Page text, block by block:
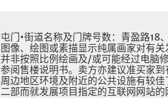
门•街道名称及门牌号数：青盈路
像、绘图或素描显示纯属画家对有
非按照比例绘画及/或可能经过电脑
阅售楼说明书。卖方亦建议准买家
边地区环境及附近的公共设施有较
部而就发展项目指定的互联网网站的